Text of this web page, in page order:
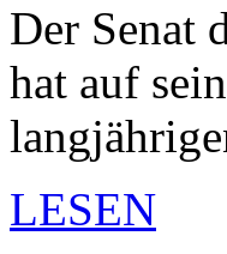
Der Senat
hat auf
LESEN